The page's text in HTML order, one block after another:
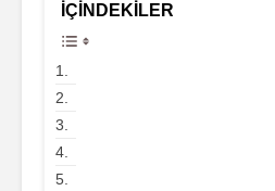
İÇINDEKILER